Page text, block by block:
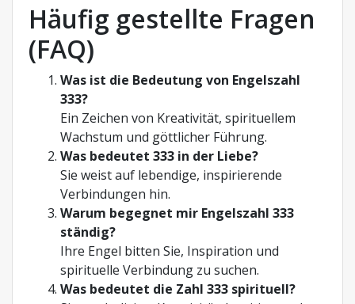
Häufig gestellte Fragen
(FAQ)
Was ist die Bedeutung von Engelszahl
333?
Ein Zeichen von Kreativität, spirituellem
Wachstum und göttlicher Führung.
Was bedeutet 333 in der Liebe?
Sie weist auf lebendige, inspirierende
Verbindungen hin.
Warum begegnet mir Engelszahl 333
ständig?
Ihre Engel bitten Sie, Inspiration und
spirituelle Verbindung zu suchen.
Was bedeutet die Zahl 333 spirituell?